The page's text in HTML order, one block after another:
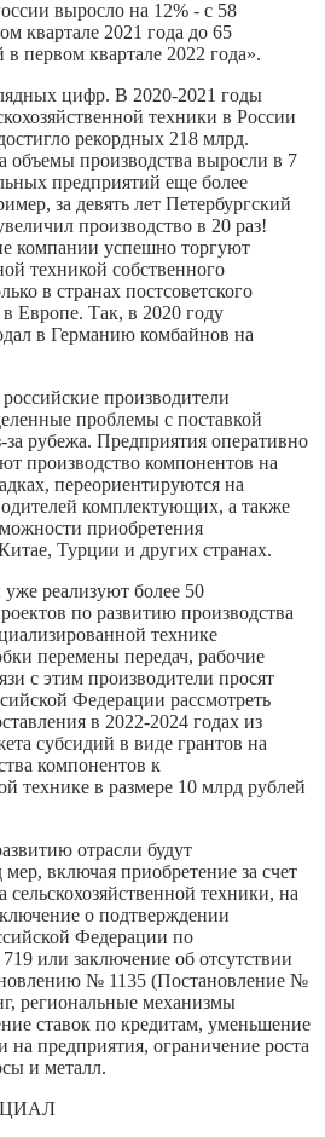
выросло на 12% - с 58
квартале 2021 года до 65
первом квартале 2022 года».
цифр. В 2020-2021 годы
техники в России
рекордных 218 млрд.
объемы производства выросли в 7
предприятий еще более
за девять лет Петербургский
производство в 20 раз!
компании успешно торгуют
техникой собственного
в странах постсоветского
Европе. Так, в 2020 году
в Германию комбайнов на
производители
проблемы с поставкой
рубежа. Предприятия оперативно
производство компонентов на
переориентируются на
комплектующих, а также
приобретения
Турции и других странах.
реализуют более 50
по развитию производства
технике
перемены передач, рабочие
с этим производители просят
Федерации рассмотреть
в 2022-2024 годах из
субсидий в виде грантов на
компонентов к
технике в размере 10 млрд рублей
отрасли будут
мер, включая приобретение за счет
сельскохозяйственной техники, на
о подтверждении
Федерации по
или заключение об отсутствии
№ 1135 (Постановление №
региональные механизмы
ставок по кредитам, уменьшение
на предприятия, ограничение роста
и металл.